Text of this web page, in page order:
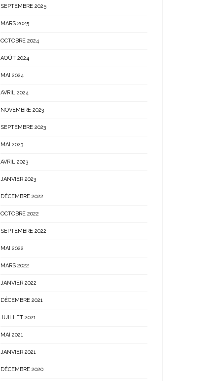
SEPTEMBRE 2025
MARS 2025
OCTOBRE 2024
AOÛT 2024
MAI 2024
AVRIL 2024
NOVEMBRE 2023
SEPTEMBRE 2023
MAI 2023
AVRIL 2023
JANVIER 2023
DÉCEMBRE 2022
OCTOBRE 2022
SEPTEMBRE 2022
MAI 2022
MARS 2022
JANVIER 2022
DÉCEMBRE 2021
JUILLET 2021
MAI 2021
JANVIER 2021
DÉCEMBRE 2020